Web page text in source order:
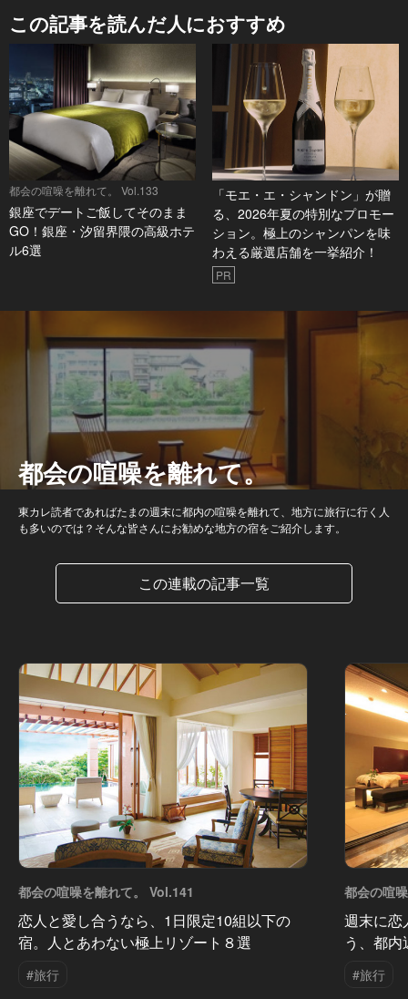
この記事を読んだ人におすすめ
都会の喧噪を離れて。 Vol.133
銀座でデートご飯してそのまま
GO！銀座・汐留界隈の高級ホテ
ル6選
「モエ・エ・シャンドン」が贈
る、2026年夏の特別なプロモー
ション。極上のシャンパンを味
わえる厳選店舗を一挙紹介！
PR
都会の喧噪を離れて。
東カレ読者であればたまの週末に都内の喧噪を離れて、地方に旅行に行く人
も多いのでは？そんな皆さんにお勧めな地方の宿をご紹介します。
この連載の記事一覧
都会の喧噪を離れて。 Vol.141
恋人と愛し合うなら、1日限定10組以下の
宿。人とあわない極上リゾート８選
#旅行
都会の喧
週末に恋
う、都
#旅行